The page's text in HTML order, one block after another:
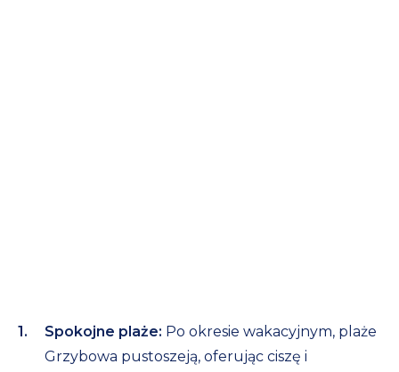
Spokojne plaże: Po okresie wakacyjnym, plaże
Grzybowa pustoszeją, oferując ciszę i